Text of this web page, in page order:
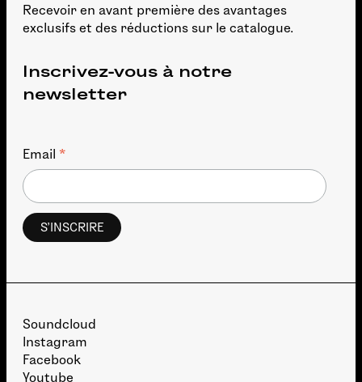
Recevoir en avant première des avantages
exclusifs et des réductions sur le catalogue.
Inscrivez-vous à notre
newsletter
Email *
Soundcloud
Instagram
Facebook
Youtube